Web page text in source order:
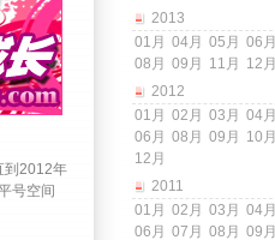
到2012年
号空间
2013
01月 04月 05月 06月
08月 09月 11月
12月
2012
01月 02月 03月 04月
06月 08月 09月 10月
12月
2011
01月 02月 03月 04月
06月 07月 08月 09月